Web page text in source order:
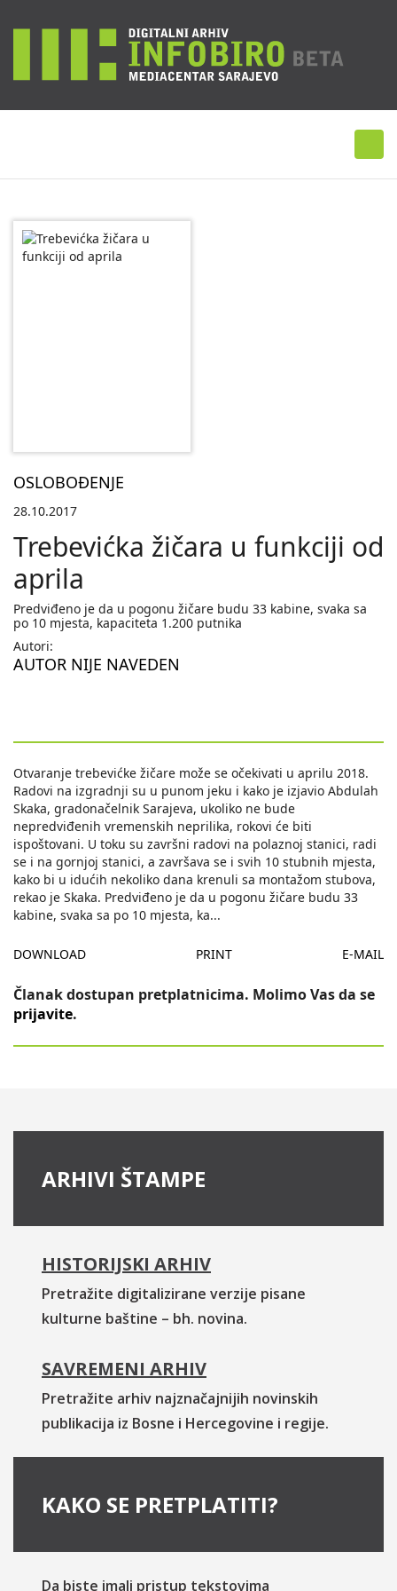
OSLOBOĐENJE
28.10.2017
Trebevićka žičara u funkciji od
aprila
Predviđeno je da u pogonu žičare budu 33 kabine, svaka sa
po 10 mjesta, kapaciteta 1.200 putnika
Autori:
AUTOR NIJE NAVEDEN
Otvaranje trebevićke žičare može se očekivati u aprilu 2018.
Radovi na izgradnji su u punom jeku i kako je izjavio Abdulah
Skaka, gradonačelnik Sarajeva, ukoliko ne bude
nepredviđenih vremenskih neprilika, rokovi će biti
ispoštovani. U toku su završni radovi na polaznoj stanici, radi
se i na gornjoj stanici, a završava se i svih 10 stubnih mjesta,
kako bi u idućih nekoliko dana krenuli sa montažom stubova,
rekao je Skaka. Predviđeno je da u pogonu žičare budu 33
kabine, svaka sa po 10 mjesta, ka...
DOWNLOAD PRINT E-MAIL
Članak dostupan pretplatnicima. Molimo Vas da se
prijavite.
ARHIVI ŠTAMPE
HISTORIJSKI ARHIV
Pretražite digitalizirane verzije pisane
kulturne baštine – bh. novina.
SAVREMENI ARHIV
Pretražite arhiv najznačajnijih novinskih
publikacija iz Bosne i Hercegovine i regije.
KAKO SE PRETPLATITI?
Da biste imali pristup tekstovima